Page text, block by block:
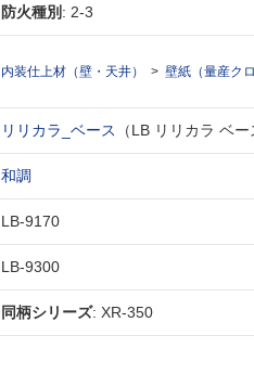
防火種別 : 2-3
内装仕上材（壁・天井） 壁紙（量産ク
リリカラ_ベース （LB リリカラ ベ
和調
LB-9170
LB-9300
同柄シリーズ: XR-350